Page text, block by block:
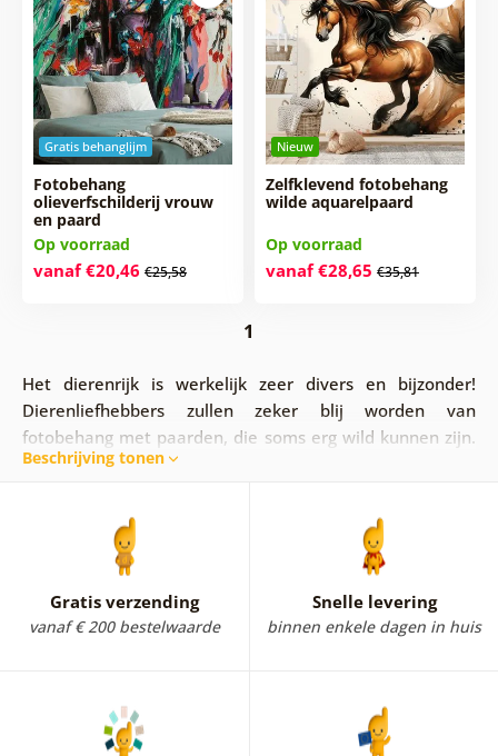
Gratis behanglijm
Fotobehang
olieverfschilderij vrouw
en paard
Op voorraad
vanaf €20,46 €25,58
Nieuw
Zelfklevend fotobehang
wilde aquarelpaard
Op voorraad
vanaf €28,65 €35,81
1
Het dierenrijk is werkelijk zeer divers en bijzonder!
Dierenliefhebbers zullen zeker blij worden van
fotobehang met paarden, die soms erg wild kunnen zijn.
Een prachtige manenpracht zal je interieur verfraaien en
zijn. Je liefde voor dieren kun je op deze stijlvolle manier
Beschrijving tonen
Gratis verzending
vanaf € 200 bestelwaarde
Snelle levering
binnen enkele dagen in huis